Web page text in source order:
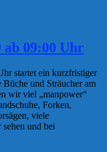
ab 09:00 Uhr
startet ein kurzfristiger
und Sträucher am
wir viel „manpower“
Forken,
viele
und bei